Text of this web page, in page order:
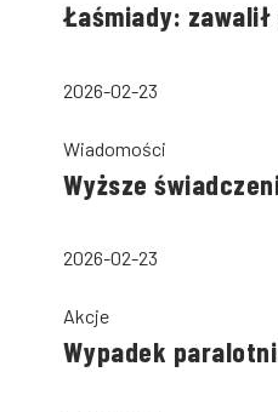
Łaśmiady:
2026-02-23
Wiadomości
Wyższe
2026-02-23
Akcje
Wypadek